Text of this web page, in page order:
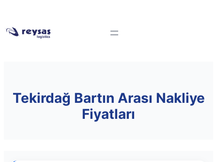
Tekirdağ Bartın Arası Nakliye
Fiyatları